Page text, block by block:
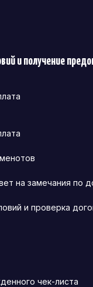
и получение
на замечания по
и проверка
чек-листа